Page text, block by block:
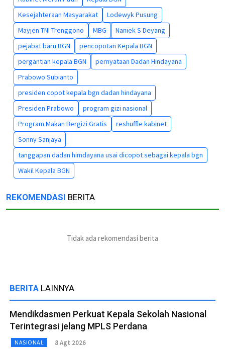
Kesejahteraan Masyarakat
Lodewyk Pusung
Mayjen TNI Trenggono
MBG
Naniek S Deyang
pejabat baru BGN
pencopotan Kepala BGN
pergantian kepala BGN
pernyataan Dadan Hindayana
Prabowo Subianto
presiden copot kepala bgn dadan hindayana
Presiden Prabowo
program gizi nasional
Program Makan Bergizi Gratis
reshuffle kabinet
Sonny Sanjaya
tanggapan dadan himdayana usai dicopot sebagai kepala bgn
Wakil Kepala BGN
REKOMENDASI BERITA
Tidak ada rekomendasi berita
BERITA LAINNYA
Mendikdasmen Perkuat Kepala Sekolah Nasional
Terintegrasi jelang MPLS Perdana
NASIONAL 8 Agt 2026